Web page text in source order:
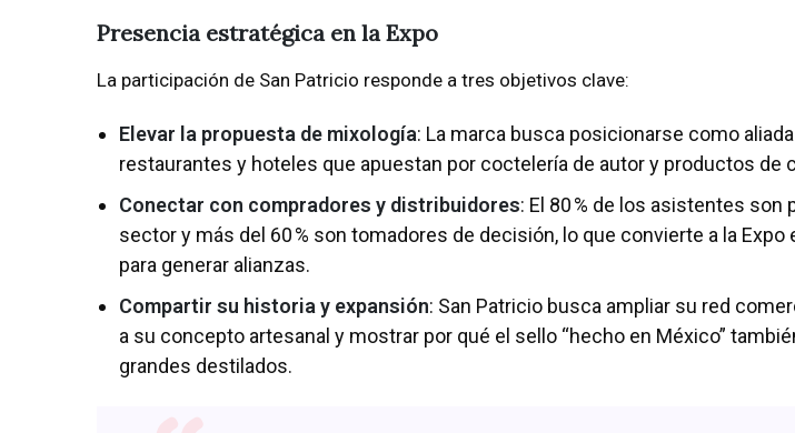
Presencia estratégica en la Expo
La participación de San Patricio responde a tres objetivos clave:
Elevar la propuesta de mixología: La marca busca posicionarse como
restaurantes y hoteles que apuestan por coctelería de autor y productos de
Conectar con compradores y distribuidores: El 80 % de los asistentes son
sector y más del 60 % son tomadores de decisión, lo que convierte a la Expo
para generar alianzas.
Compartir su historia y expansión: San Patricio busca ampliar su red
a su concepto artesanal y mostrar por qué el sello “hecho en México”
grandes destilados.